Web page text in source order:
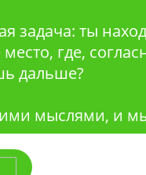
задача: ты
где,
дальше?
мыслями, и